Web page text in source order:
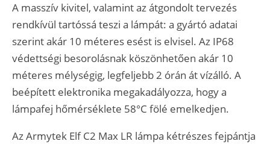
A masszív kivitel, valamint az átgondolt tervezés
rendkívül tartóssá teszi a lámpát: a gyártó adatai
szerint akár 10 méteres esést is elvisel. Az IP68
védettségi besorolásnak köszönhetően akár 10
méteres mélységig, legfeljebb 2 órán át vízálló. A
beépített elektronika megakadályozza, hogy a
lámpafej hőmérséklete 58°C fölé emelkedjen.
Az Armytek Elf C2 Max LR lámpa kétrészes fejpántja